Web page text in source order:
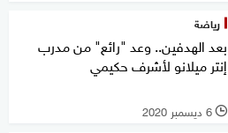
رياضة
بعد الهدفين.. وعد "رائع" من مدرب
إنتر ميلانو لأشرف حكيمي
l 6 ديسمبر 2020